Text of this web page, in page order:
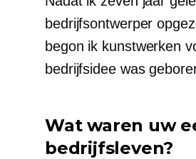
bedrijfsontwerper
begon ik kunstwerken
bedrijfsidee was
Wat waren uw
bedrijfsleven?